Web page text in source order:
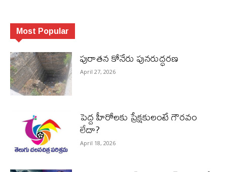
Most Popular
పురాత‌న కోనేరు పున‌రుద్ధ‌ర‌ణ
April 27, 2026
పెద్ద హీరోల‌కు ప్రేక్ష‌కులంటే గౌర‌వం
లేదా?
April 18, 2026